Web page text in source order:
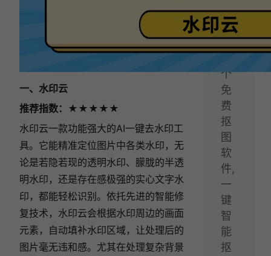
一、水印云
推荐指数：★★★★★
水印云一款功能强大的AI一键去水印工
具。它能精准定位图片中各类水印，无
论是若隐若现的透明水印、朦胧的半透
明水印，还是存在感极强的实心文字水
印，都能轻松识别。依托先进的智能修
复技术，水印云会根据水印周边的画面
元素，自动填补水印区域，让处理后的
图片毫无违和感。尤其在处理复杂背景
下
一
篇：
个
免
费
抠
图
软
件,
一
键
智
能
抠